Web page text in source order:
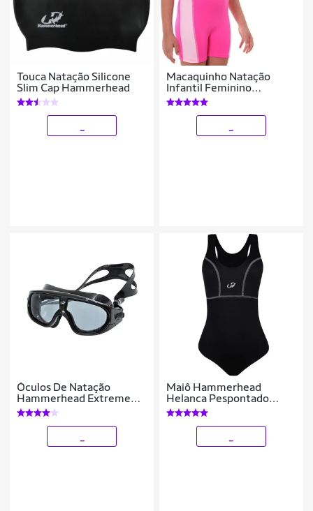
Touca Natação Silicone
Slim Cap Hammerhead
Macaquinho Natação
Infantil Feminino
Hammerhead + Touca Sili
Óculos De Natação
Hammerhead Extreme
Triathlon
Maiô Hammerhead
Helanca Pespontado
Feminino